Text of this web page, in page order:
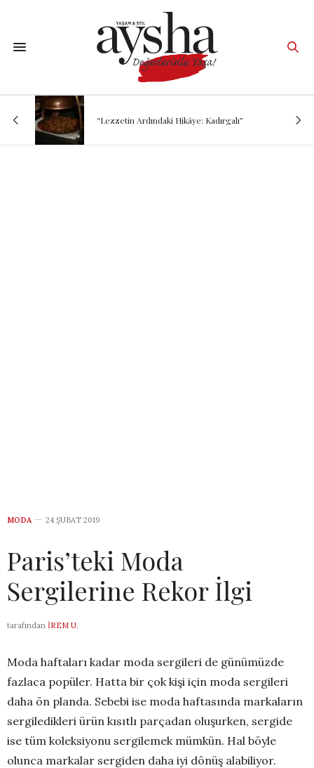
“Lezzetin Ardındaki Hikâye: Kadırgalı”
MODA 24 ŞUBAT 2019
Paris’teki Moda
Sergilerine Rekor İlgi
tarafından İREM U.
Moda haftaları kadar moda sergileri de günümüzde
fazlaca popüler. Hatta bir çok kişi için moda sergileri
daha ön planda. Sebebi ise moda haftasında markaların
sergiledikleri ürün kısıtlı parçadan oluşurken, sergide
ise tüm koleksiyonu sergilemek mümkün. Hal böyle
olunca markalar sergiden daha iyi dönüş alabiliyor.